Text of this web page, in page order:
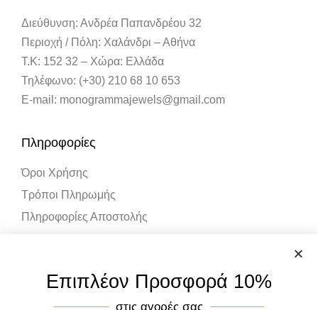
Διεύθυνση: Ανδρέα Παπανδρέου 32
Περιοχή / Πόλη: Χαλάνδρι – Αθήνα
Τ.Κ: 152 32 – Χώρα: Ελλάδα
Τηλέφωνο: (+30) 210 68 10 653
E-mail: monogrammajewels@gmail.com
Πληροφορίες
Όροι Χρήσης
Τρόποι Πληρωμής
Πληροφορίες Αποστολής
Ο Λογαριασμός μου
Καλάθι Αγορών
Επιπλέον Προσφορά 10%
στις αγορές σας